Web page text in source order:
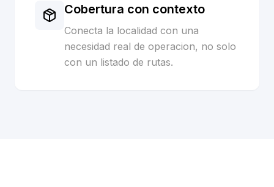
Cobertura con contexto
Conecta la localidad con una
necesidad real de operacion, no solo
con un listado de rutas.